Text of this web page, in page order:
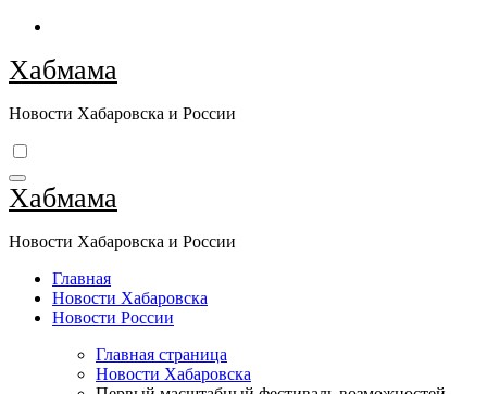
Перейти
содержимому
Хабмама
Новости Хабаровска и России
Хабмама
Новости Хабаровска и России
Главная
Новости Хабаровска
Новости России
Главная страница
Новости Хабаровска